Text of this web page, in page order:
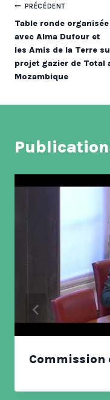
Navigation
de
l’article
PRÉCÉDENT
Table ronde organisée
avec Alma Dufour et
les Amis de la Terre
projet gazier de Total
Mozambique
Commission